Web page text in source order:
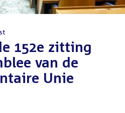
152e zitting
van de
Unie